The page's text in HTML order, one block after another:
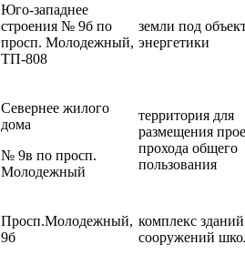
Юго-западнее
строения № 9б по
просп. Молодежный,
ТП-808
земли под
энергетики
Севернее жилого
дома
№ 9в по просп.
Молодежный
территория для
размещения
прохода общего
пользования
Просп.Молодежный,
9б
комплекс
сооружений